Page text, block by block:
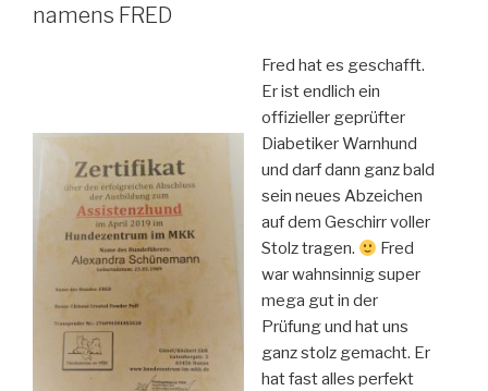
namens FRED
Fred hat es geschafft.
Er ist endlich ein
offizieller geprüfter
Diabetiker Warnhund
und darf dann ganz bald
sein neues Abzeichen
auf dem Geschirr voller
Stolz tragen.
Fred
war wahnsinnig super
mega gut in der
Prüfung und hat uns
ganz stolz gemacht. Er
hat fast alles perfekt